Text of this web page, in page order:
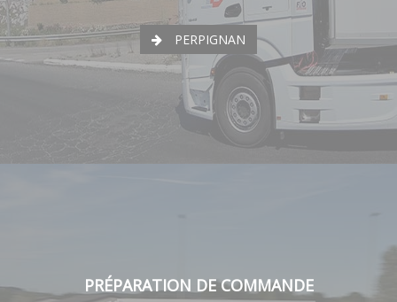
PERPIGNAN
PRÉPARATION DE COMMANDE